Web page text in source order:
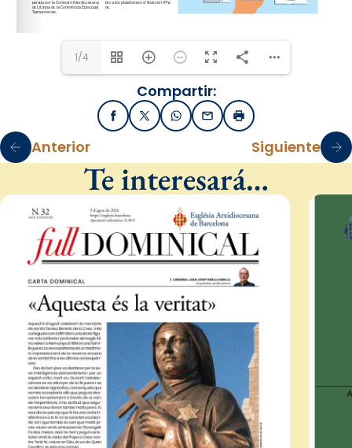
1/4
Compartir:
FacebookX / TwitterWhatsApp
EmailImprimir
Anterior Siguiente
Te interesará…